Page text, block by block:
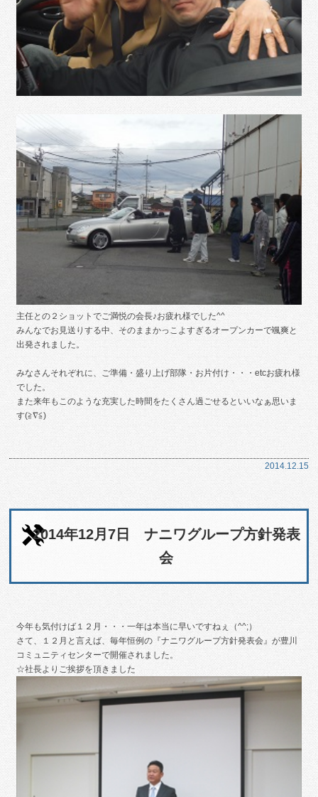
主任との２ショットでご満悦の会長♪お疲れ様でした^^
みんなでお見送りする中、そのままかっこよすぎるオープンカーで颯爽と
出発されました。
みなさんそれぞれに、ご準備・盛り上げ部隊・お片付け・・・etcお疲れ様
でした。
また来年もこのような充実した時間をたくさん過ごせるといいなぁ思いま
す(≧∇≦)
2014.12.15
2014年12月7日 ナニワグループ方針発表
会
今年も気付けば１２月・・・一年は本当に早いですねぇ（^^;）
さて、１２月と言えば、毎年恒例の『ナニワグループ方針発表会』が豊川
コミュニティセンターで開催されました。
☆社長よりご挨拶を頂きました